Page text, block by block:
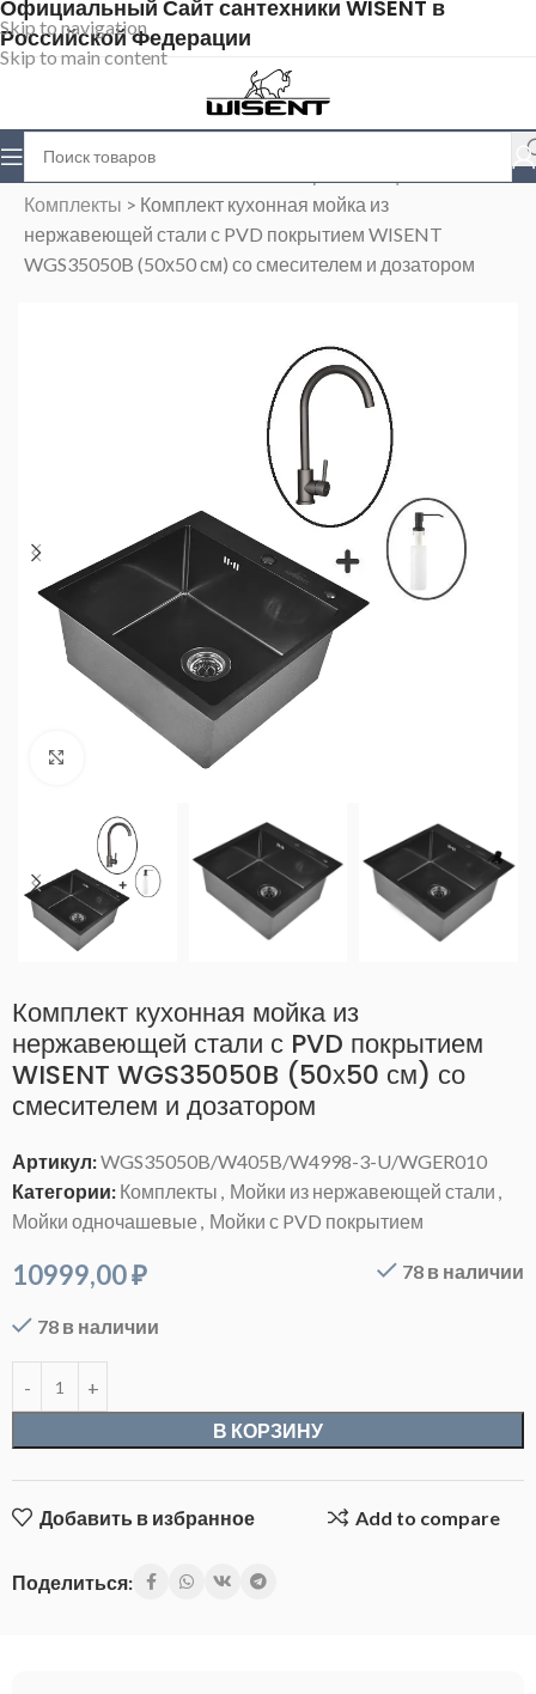
Skip to navigation
Skip to main content
Официальный Сайт сантехники WISENT в
Российской Федерации
Магазин
Комплекты > Комплект кухонная мойка из
нержавеющей стали с PVD покрытием WISENT
WGS35050B (50х50 см) со смесителем и дозатором
Нажмите, чтобы увеличить
Комплект кухонная мойка из
нержавеющей стали с PVD покрытием
WISENT WGS35050B (50х50 см) со
смесителем и дозатором
Артикул:WGS35050B/W405B/W4998-3-U/WGER010
Категории: Комплекты , Мойки из нержавеющей стали ,
Мойки одночашевые , Мойки с PVD покрытием
10999,00₽ 78 в наличии
78 в наличии
В КОРЗИНУ
Добавить в избранное Add to compare
Поделиться: